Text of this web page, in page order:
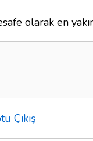
olarak en
Çıkış